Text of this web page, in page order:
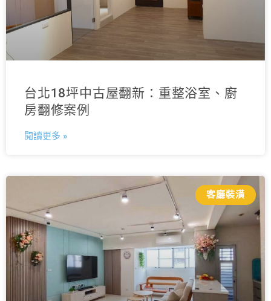
台北18坪中古屋翻新：重整浴室、廚
房翻修案例
閱讀更多 »
客廳裝潢